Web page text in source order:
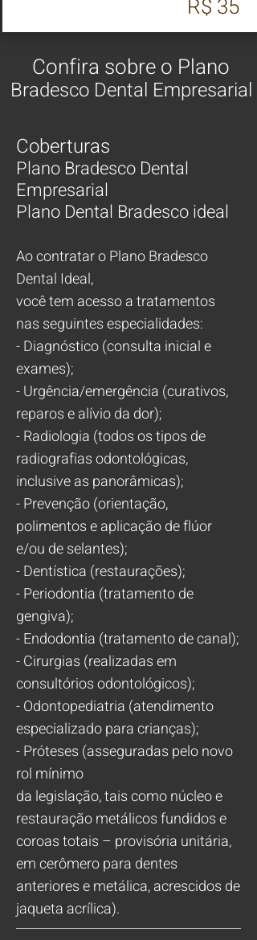
R$ 35
Confira sobre o Plano
Bradesco Dental Empresarial
Coberturas
Plano Bradesco Dental
Empresarial
Plano Dental Bradesco ideal
Ao contratar o Plano Bradesco
Dental Ideal,
você tem acesso a tratamentos
nas seguintes especialidades:
- Diagnóstico (consulta inicial e
exames);
- Urgência/emergência (curativos,
reparos e alívio da dor);
- Radiologia (todos os tipos de
radiografias odontológicas,
inclusive as panorâmicas);
- Prevenção (orientação,
polimentos e aplicação de flúor
e/ou de selantes);
- Dentística (restaurações);
- Periodontia (tratamento de
gengiva);
- Endodontia (tratamento de canal);
- Cirurgias (realizadas em
consultórios odontológicos);
- Odontopediatria (atendimento
especializado para crianças);
- Próteses (asseguradas pelo novo
rol mínimo
da legislação, tais como núcleo e
restauração metálicos fundidos e
coroas totais – provisória unitária,
em cerômero para dentes
anteriores e metálica, acrescidos de
jaqueta acrílica).